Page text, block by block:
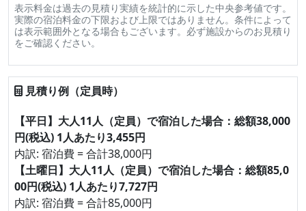
表示料金は過去の見積り実績を統計的に示した中央参考値です。
実際の宿泊料金の下限および上限ではありません。条件によって
は表示範囲外となる場合もございます。必ず施設からのお見積り
をご確認ください。
見積り例（定員時）
【平日】大人11人（定員）で宿泊した場合：総額38,000
円(税込) 1人あたり3,455円
内訳: 宿泊費 = 合計38,000円
【土曜日】大人11人（定員）で宿泊した場合：総額85,0
00円(税込) 1人あたり7,727円
内訳: 宿泊費 = 合計85,000円